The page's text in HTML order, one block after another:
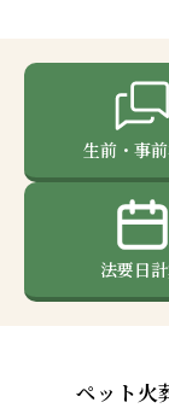
生前・事
法要日
ペット火